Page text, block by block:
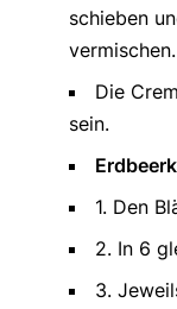
schieben
vermischen.
Die
sein.
1. Den
2. In 6
3.